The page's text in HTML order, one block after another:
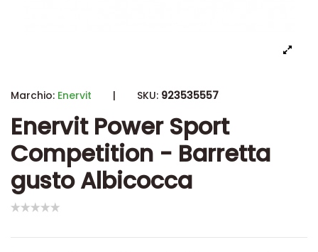
Marchio: Enervit | SKU: 923535557
Enervit Power Sport
Competition - Barretta
gusto Albicocca